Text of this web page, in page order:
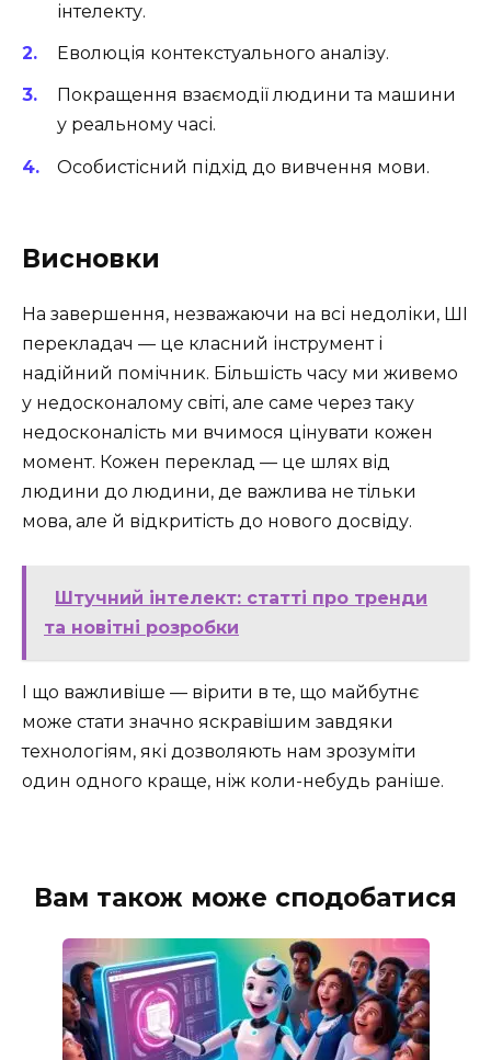
інтелекту.
Еволюція контекстуального аналізу.
Покращення взаємодії людини та машини
у реальному часі.
Особистісний підхід до вивчення мови.
Висновки
На завершення, незважаючи на всі недоліки, ШІ
перекладач — це класний інструмент і
надійний помічник. Більшість часу ми живемо
у недосконалому світі, але саме через таку
недосконалість ми вчимося цінувати кожен
момент. Кожен переклад — це шлях від
людини до людини, де важлива не тільки
мова, але й відкритість до нового досвіду.
Штучний інтелект: статті про тренди
та новітні розробки
І що важливіше — вірити в те, що майбутнє
може стати значно яскравішим завдяки
технологіям, які дозволяють нам зрозуміти
один одного краще, ніж коли-небудь раніше.
Вам також може сподобатися